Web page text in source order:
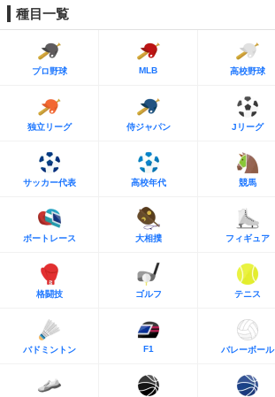
種目一覧
プロ野球 MLB 高校野球
独立リーグ 侍ジャパン Jリーグ
サッカー代表 高校年代 競馬
ボートレース 大相撲 フィギュア
格闘技 ゴルフ テニス
バドミントン F1 バレーボール